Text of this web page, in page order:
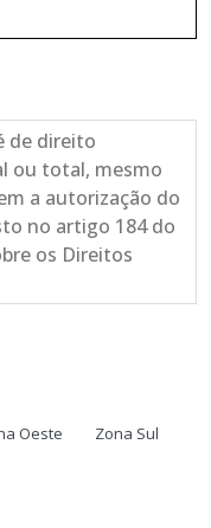
de direito
ou total, mesmo
a autorização do
no artigo 184 do
os Direitos
Oeste Zona Sul